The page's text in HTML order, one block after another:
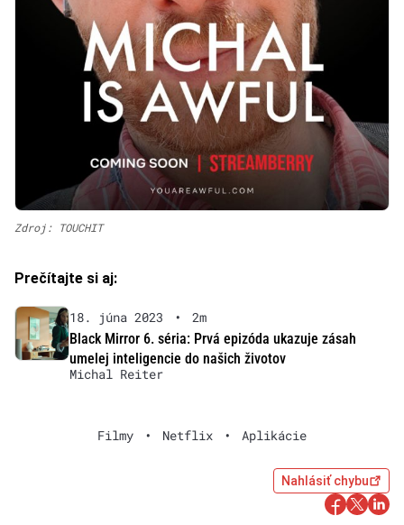
Zdroj: TOUCHIT
Prečítajte si aj:
18. júna 2023 •
2m
Black Mirror 6. séria: Prvá epizóda ukazuje zásah
umelej inteligencie do našich životov
Michal Reiter
Filmy • Netflix • Aplikácie
Nahlásiť chybu